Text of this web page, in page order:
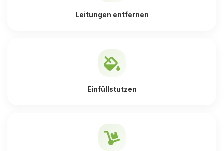
Leitungen entfernen
Einfüllstutzen